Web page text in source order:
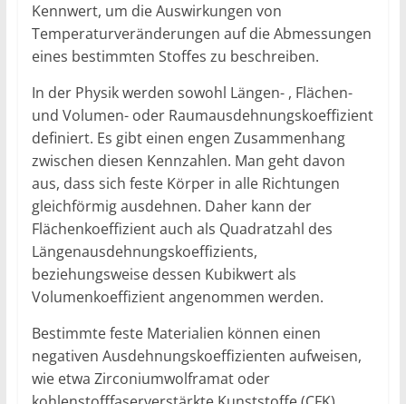
Kennwert, um die Auswirkungen von
Temperaturveränderungen auf die Abmessungen
eines bestimmten Stoffes zu beschreiben.
In der Physik werden sowohl Längen- , Flächen-
und Volumen- oder Raumausdehnungskoeffizient
definiert. Es gibt einen engen Zusammenhang
zwischen diesen Kennzahlen. Man geht davon
aus, dass sich feste Körper in alle Richtungen
gleichförmig ausdehnen. Daher kann der
Flächenkoeffizient auch als Quadratzahl des
Längenausdehnungskoeffizients,
beziehungsweise dessen Kubikwert als
Volumenkoeffizient angenommen werden.
Bestimmte feste Materialien können einen
negativen Ausdehnungskoeffizienten aufweisen,
wie etwa Zirconiumwolframat oder